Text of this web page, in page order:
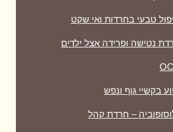
טבעי בחרדות ואי שקט
נטישה ופרידה אצל ילדים
בקשיי גוף ונפש
– חרדת קהל